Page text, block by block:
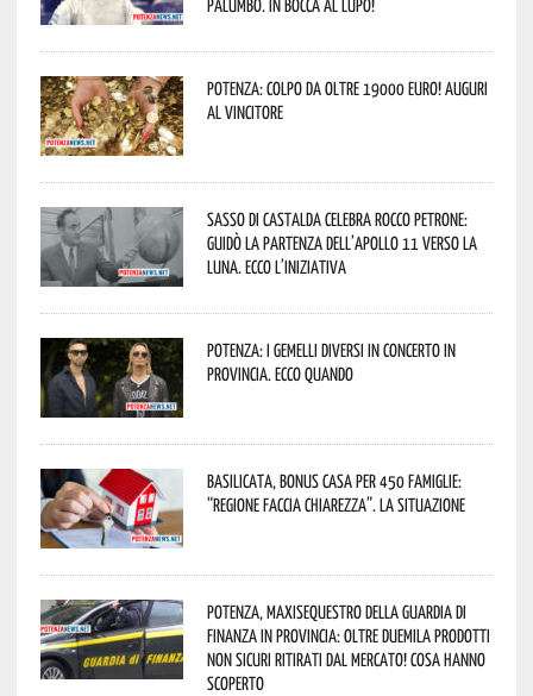
Palumbo. In bocca al lupo!
Potenza: colpo da oltre 19000 Euro! Auguri
al vincitore
Sasso di Castalda celebra Rocco Petrone:
guidò la partenza dell’Apollo 11 verso la
Luna. Ecco l’iniziativa
Potenza: i Gemelli DiVersi in concerto in
provincia. Ecco quando
Basilicata, Bonus casa per 450 famiglie:
“Regione faccia chiarezza”. La situazione
Potenza, maxisequestro della Guardia di
Finanza in provincia: oltre duemila prodotti
non sicuri ritirati dal mercato! Cosa hanno
scoperto